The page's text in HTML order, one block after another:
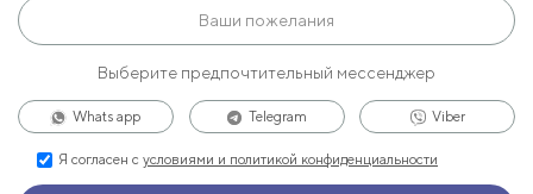
Выберите предпочтительный мессенджер
Whats app Telegram Viber
Я согласен с условиями и политикой конфиденциальности